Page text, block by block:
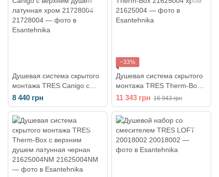
Душевая система скрытого
монтажа TRES Canigo с
верхним душем латунная
хром 21728004
8 440 грн
−33%
Душевая система скрытого
монтажа TRES Therm-Box
21625004 хром
11 343 грн 16 943 грн